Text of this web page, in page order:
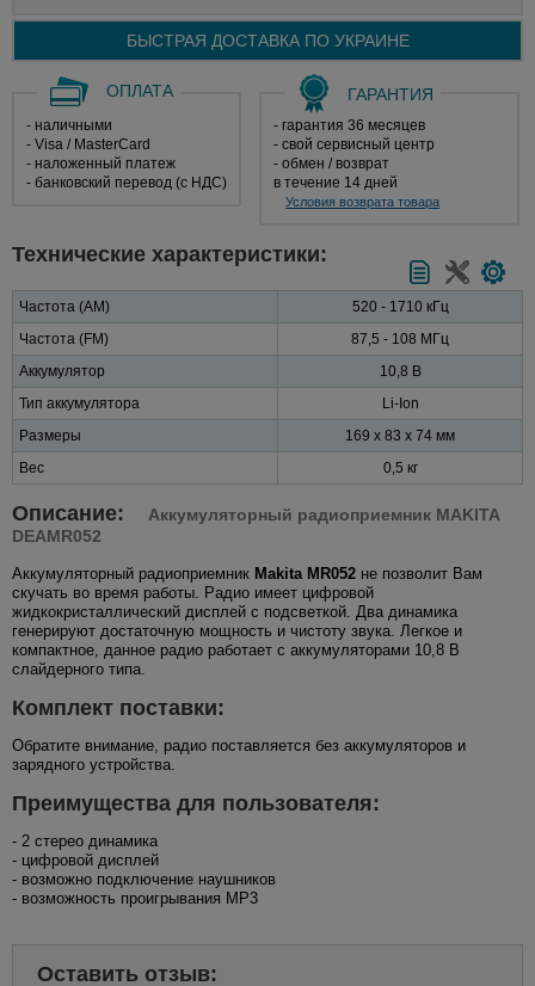
БЫСТРАЯ ДОСТАВКА ПО УКРАИНЕ
ОПЛАТА
- наличными
- Visa / MasterCard
- наложенный платеж
- банковский перевод (с НДС)
ГАРАНТИЯ
- гарантия 36 месяцев
- свой сервисный центр
- обмен / возврат
в течение 14 дней
Условия возврата товара
Технические характеристики:
Частота (AM)
520 - 1710 кГц
Частота (FM)
87,5 - 108 МГц
Аккумулятор
10,8 В
Тип аккумулятора
Li-Ion
Размеры
169 х 83 х 74 мм
Вес
0,5 кг
Описание:
Аккумуляторный радиоприемник MAKITA
DEAMR052
Аккумуляторный радиоприемник Makita MR052 не позволит Вам
скучать во время работы. Радио имеет цифровой
жидкокристаллический дисплей с подсветкой. Два динамика
генерируют достаточную мощность и чистоту звука. Легкое и
компактное, данное радио работает с аккумуляторами 10,8 В
слайдерного типа.
Комплект поставки:
Обратите внимание, радио поставляется без аккумуляторов и
зарядного устройства.
Преимущества для пользователя:
- 2 стерео динамика
- цифровой дисплей
- возможно подключение наушников
- возможность проигрывания MP3
Оставить отзыв: